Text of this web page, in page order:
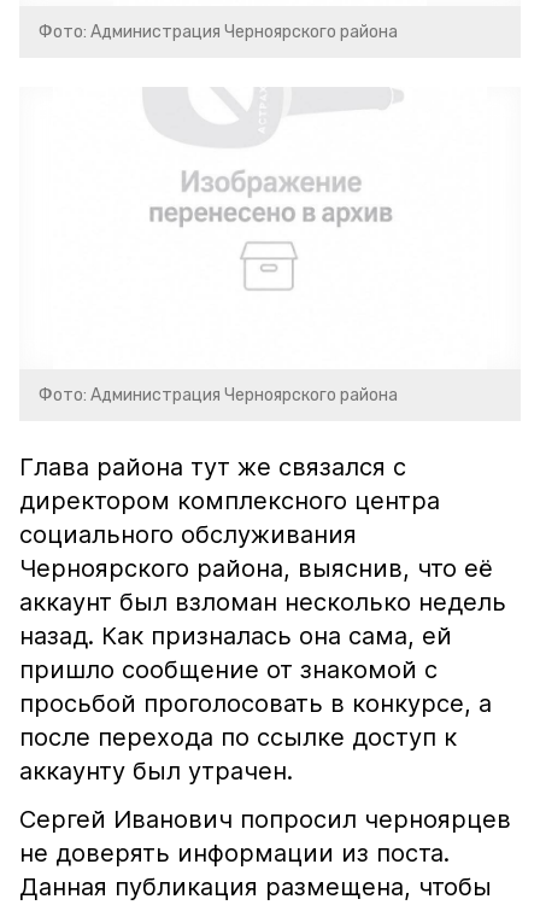
Фото: Администрация Черноярского района
Фото: Администрация Черноярского района
Глава района тут же связался с
директором комплексного центра
социального обслуживания
Черноярского района, выяснив, что её
аккаунт был взломан несколько недель
назад. Как призналась она сама, ей
пришло сообщение от знакомой с
просьбой проголосовать в конкурсе, а
после перехода по ссылке доступ к
аккаунту был утрачен.
Сергей Иванович попросил черноярцев
не доверять информации из поста.
Данная публикация размещена, чтобы